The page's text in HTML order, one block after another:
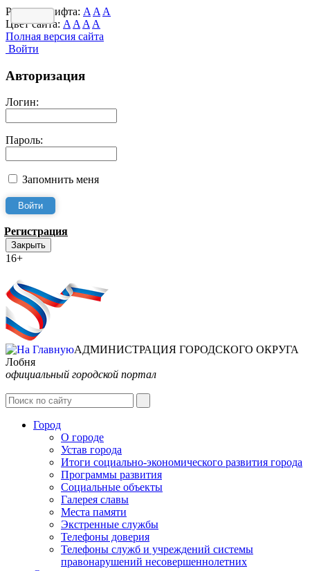
Размер шрифта: A A A
Цвет сайта: A A A A
Полная версия сайта
Войти
Авторизация
Логин:
Пароль:
Запомнить меня
Регистрация
Закрыть
16+
АДМИНИСТРАЦИЯ ГОРОДСКОГО ОКРУГА
Лобня
официальный городской портал
Город
О городе
Устав города
Итоги социально-экономического развития города
Программы развития
Социальные объекты
Галерея славы
Места памяти
Экстренные службы
Телефоны доверия
Телефоны служб и учреждений системы
правонарушений несовершеннолетних